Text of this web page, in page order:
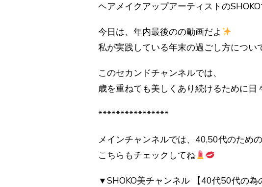
ヘアメイクアップアーティストの
今日は、年内最後のの動画だよ
私が実践している年末の過ごし方につい
このセカンドチャンネルでは、
歳を重ねても美しくあり続けるために
****************
メインチャンネルでは、40,50代のため
こちらもチェックしてね
▼SHOKO美チャンネル 【40代50代の為